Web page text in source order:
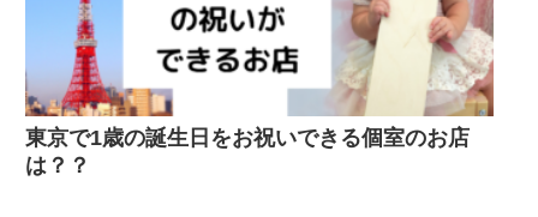
東京で1歳の誕生日をお祝いできる個室のお店
は？？